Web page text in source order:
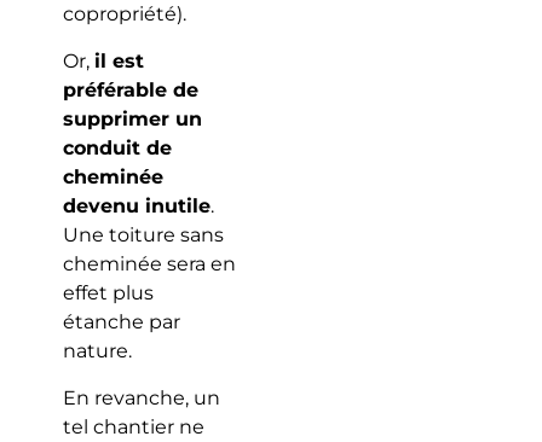
copropriété).
Or, il est
préférable de
supprimer un
conduit de
cheminée
devenu inutile.
Une toiture sans
cheminée sera en
effet plus
étanche par
nature.
En revanche, un
tel chantier ne